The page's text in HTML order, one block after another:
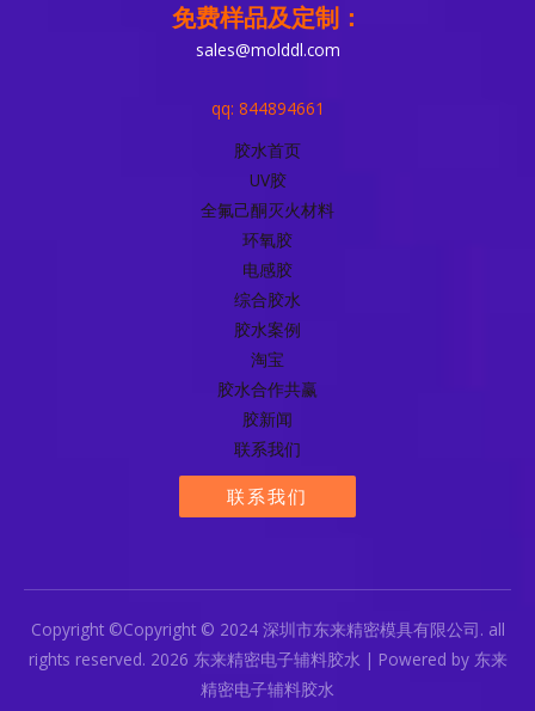
免费样品及定制：
sales@molddl.com
qq: 844894661
胶水首页
UV胶
全氟己酮灭火材料
环氧胶
电感胶
综合胶水
胶水案例
淘宝
胶水合作共赢
胶新闻
联系我们
联系我们
Copyright ©Copyright © 2024 深圳市东来精密模具有限公司. all
rights reserved. 2026 东来精密电子辅料胶水 | Powered by 东来
精密电子辅料胶水